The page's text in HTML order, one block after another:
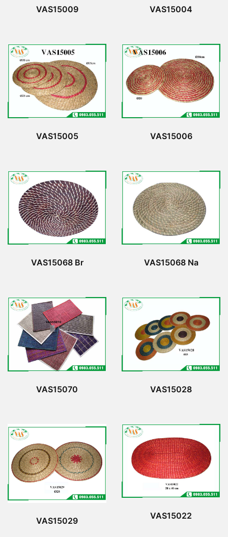
VAS15009 VAS15004
VAS15005 VAS15006
VAS15068 Br VAS15068 Na
VAS15070 VAS15028
VAS15029 VAS15022